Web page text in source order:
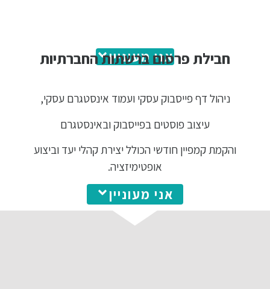
אני מעוניין
חבילת פרסום ברשתות החברתיות
ניהול דף פייסבוק עסקי ועמוד אינסטגרם עסקי,
עיצוב פוסטים בפייסבוק ובאינסטגרם
והקמת קמפיין חודשי הכולל יצירת קהלי יעד וביצוע
אופטימיזציה.
אני מעוניין